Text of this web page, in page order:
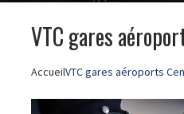
VTC gares
AccueilVTC gares aéroports